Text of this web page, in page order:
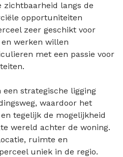
zichtbaarheid langs de
opportuniteiten
zeer geschikt voor
werken willen
met een passie voor
een strategische ligging
waardoor het
tegelijk de mogelijkheid
wereld achter de woning.
ruimte en
uniek in de regio.